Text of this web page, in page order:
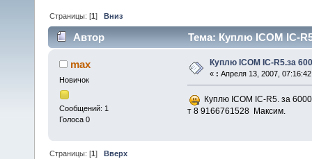
Страницы: [1]Вниз
Автор Тема: Куплю ICOM IC-
max
Новичок
Сообщений: 1
Голоса 0
Куплю ICOM IC-R5.за
« : Апреля 13, 2007,
Куплю ICOM IC-R5. за
т 8 9166761528 Максим.
Страницы: [1] Вверх